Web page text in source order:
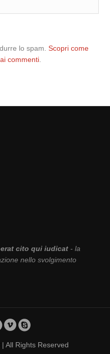
lo spam.Scopri come
commenti
cito qui iudicat- la
nello svolgimento
All Rights Reserved